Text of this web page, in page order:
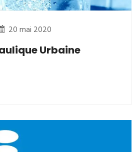
20 mai 2020
Urbaine